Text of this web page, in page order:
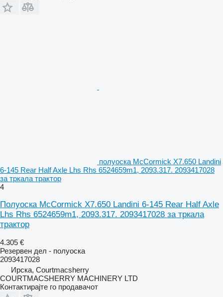
полуоска McCormick X7.650 Landini
6-145 Rear Half Axle Lhs Rhs 6524659m1, 2093.317. 2093417028
за тркала трактор
4
Полуоска McCormick X7.650 Landini 6-145 Rear Half Axle
Lhs Rhs 6524659m1, 2093.317. 2093417028 за тркала
трактор
4.305 €
Резервен дел - полуоска
2093417028
Ирска, Courtmacsherry
COURTMACSHERRY MACHINERY LTD
Контактирајте го продавачот